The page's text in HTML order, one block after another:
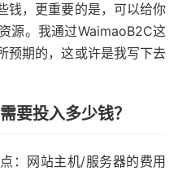
钱，更重要的是，可以给你
源。我通过WaimaoB2C这
预期的，这或许是我写下去
要投入多少钱？
：网站主机/服务器的费用